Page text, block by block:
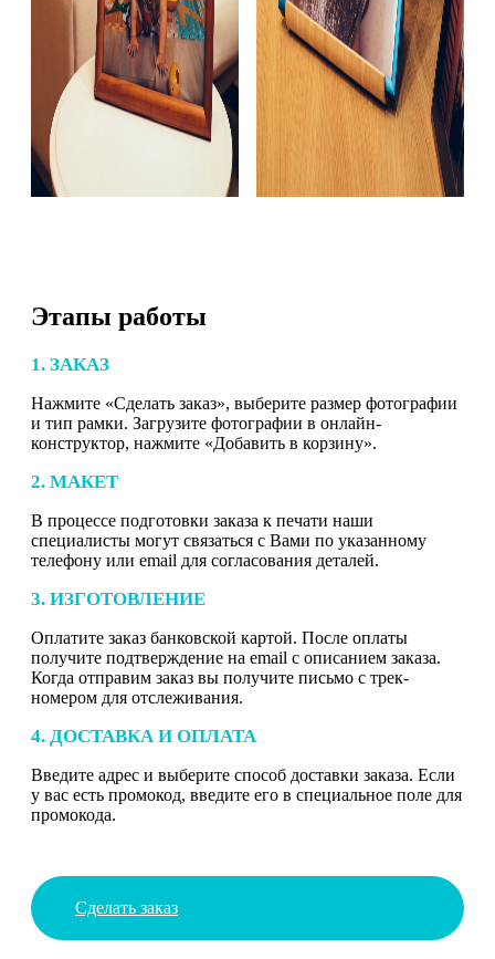
Этапы работы
1. ЗАКАЗ
Нажмите «Сделать заказ», выберите размер фотографии
и тип рамки. Загрузите фотографии в онлайн-
конструктор, нажмите «Добавить в корзину».
2. МАКЕТ
В процессе подготовки заказа к печати наши
специалисты могут связаться с Вами по указанному
телефону или email для согласования деталей.
3. ИЗГОТОВЛЕНИЕ
Оплатите заказ банковской картой. После оплаты
получите подтверждение на email с описанием заказа.
Когда отправим заказ вы получите письмо с трек-
номером для отслеживания.
4. ДОСТАВКА И ОПЛАТА
Введите адрес и выберите способ доставки заказа. Если
у вас есть промокод, введите его в специальное поле для
промокода.
Сделать заказ